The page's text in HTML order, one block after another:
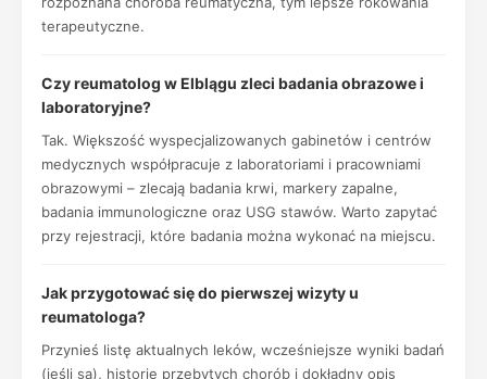
terapeutyczne.
Czy reumatolog w Elblągu zleci badania obrazowe i
laboratoryjne?
Tak. Większość wyspecjalizowanych gabinetów i centrów
medycznych współpracuje z laboratoriami i pracowniami
obrazowymi – zlecają badania krwi, markery zapalne,
badania immunologiczne oraz USG stawów. Warto zapytać
przy rejestracji, które badania można wykonać na miejscu.
Jak przygotować się do pierwszej wizyty u
reumatologa?
Przynieś listę aktualnych leków, wcześniejsze wyniki badań
(jeśli są), historię przebytych chorób i dokładny opis